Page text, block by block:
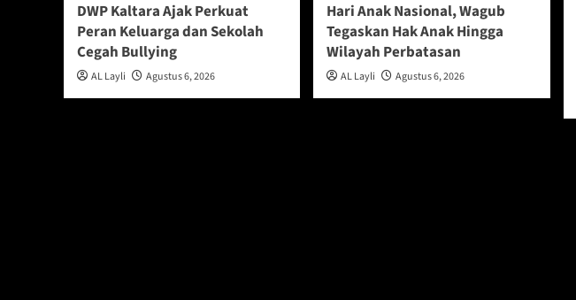
DWP Kaltara Ajak Perkuat
Peran Keluarga dan Sekolah
Cegah Bullying
AL Layli Agustus 6, 2026
Hari Anak Nasional, Wagub
Tegaskan Hak Anak Hingga
Wilayah Perbatasan
AL Layli Agustus 6, 2026